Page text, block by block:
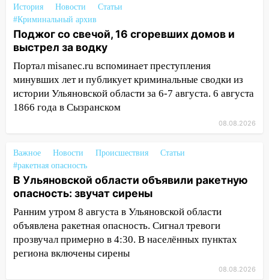
разработают отечественный прибор для
цифровой ПЦР
15:47 Ульяновцы могут вернуть деньги
за абонементы закрывшегося фитнес-
клуба «Рекорд-Fitness»
15:34 После вмешательства
прокуратуры в селах Ульяновской
области привели в порядок детские
15:27
Прокуратура проверяет
капремонт школы в селе Кивать
15:08 В Кузоватово после прокурорской
проверки обновили разметку на
пешеходных переходах
14:40 На проспекте Гая в Ульяновске
запретили остановку автомобилей на
История Новости
Статьи
#Криминальный архив
Поджог со свечой, 16 сгоревших домов и
выстрел за водку
Портал misanec.ru вспоминает преступления
минувших лет и публикует криминальные сводки из
истории Ульяновской области за 6-7 августа. 6 августа
1866 года в Сызранском
08.08.2026
Важное Новости Происшествия
Статьи
#ракетная опасность
В Ульяновской области объявили ракетную
опасность: звучат сирены
Ранним утром 8 августа в Ульяновской области
объявлена ракетная опасность. Сигнал тревоги
прозвучал примерно в 4:30. В населённых пунктах
региона включены сирены
08.08.2026